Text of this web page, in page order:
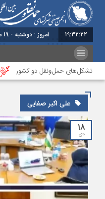
19:32:22 امروز : دوشنبه - 19 مرداد - 1405
تشکل‌‌های حمل‌ونقل دو کشور
علی اکبر صفایی
۱۸
دی